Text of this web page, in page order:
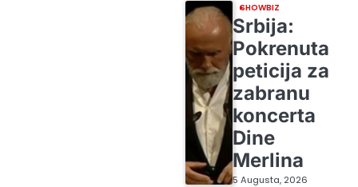
SHOWBIZ
Srbija:
Pokrenuta
peticija za
zabranu
koncerta
Dine
Merlina
5 Augusta, 2026